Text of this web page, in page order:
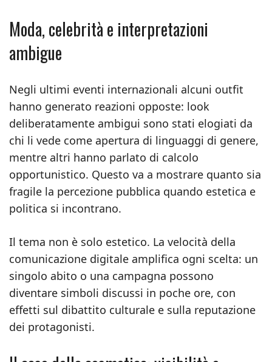
Moda, celebrità e interpretazioni
ambigue
Negli ultimi eventi internazionali alcuni outfit
hanno generato reazioni opposte: look
deliberatamente ambigui sono stati elogiati da
chi li vede come apertura di linguaggi di genere,
mentre altri hanno parlato di calcolo
opportunistico. Questo va a mostrare quanto sia
fragile la percezione pubblica quando estetica e
politica si incontrano.
Il tema non è solo estetico. La velocità della
comunicazione digitale amplifica ogni scelta: un
singolo abito o una campagna possono
diventare simboli discussi in poche ore, con
effetti sul dibattito culturale e sulla reputazione
dei protagonisti.